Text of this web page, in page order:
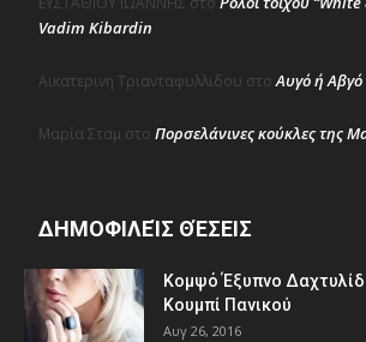
Vadim Kibardin
Αικατερινη Τριανταφυλλιδου στοΑυγό ή Αβγό
Μαρία Σταμ στο Πορσελάνινες κούκλες της
ΔΗΜΟΦΙΛΕΊΣ ΘΈΣΕΙΣ
Κομψό Έξυπνο
Κουμπί Πανικού
Αυγ 26, 2016